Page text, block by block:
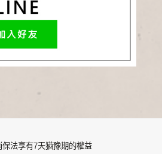
法享有7天猶豫期的權益